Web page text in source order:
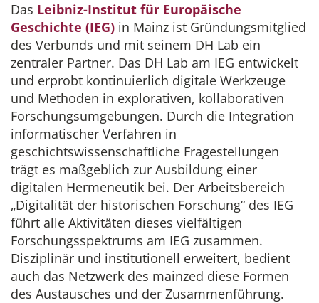
Das Leibniz-Institut für Europäische
Geschichte (IEG) in Mainz ist Gründungsmitglied
des Verbunds und mit seinem DH Lab ein
zentraler Partner. Das DH Lab am IEG entwickelt
und erprobt kontinuierlich digitale Werkzeuge
und Methoden in explorativen, kollaborativen
Forschungsumgebungen. Durch die Integration
informatischer Verfahren in
geschichtswissenschaftliche Fragestellungen
trägt es maßgeblich zur Ausbildung einer
digitalen Hermeneutik bei. Der Arbeitsbereich
„Digitalität der historischen Forschung“ des IEG
führt alle Aktivitäten dieses vielfältigen
Forschungsspektrums am IEG zusammen.
Disziplinär und institutionell erweitert, bedient
auch das Netzwerk des mainzed diese Formen
des Austausches und der Zusammenführung.